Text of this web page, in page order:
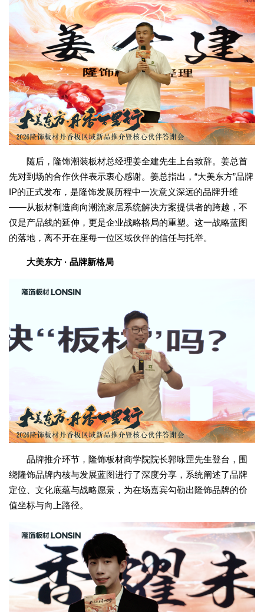
随后，隆饰潮装板材总经理姜全建先生上台致辞。姜总首
先对到场的合作伙伴表示衷心感谢。姜总指出，“大美东方”品牌
IP的正式发布，是隆饰发展历程中一次意义深远的品牌升维
——从板材制造商向潮流家居系统解决方案提供者的跨越，不
仅是产品线的延伸，更是企业战略格局的重塑。这一战略蓝图
的落地，离不开在座每一位区域伙伴的信任与托举。
大美东方 · 品牌新格局
品牌推介环节，隆饰板材商学院院长郭咏罡先生登台，围
绕隆饰品牌内核与发展蓝图进行了深度分享，系统阐述了品牌
定位、文化底蕴与战略愿景，为在场嘉宾勾勒出隆饰品牌的价
值坐标与向上路径。